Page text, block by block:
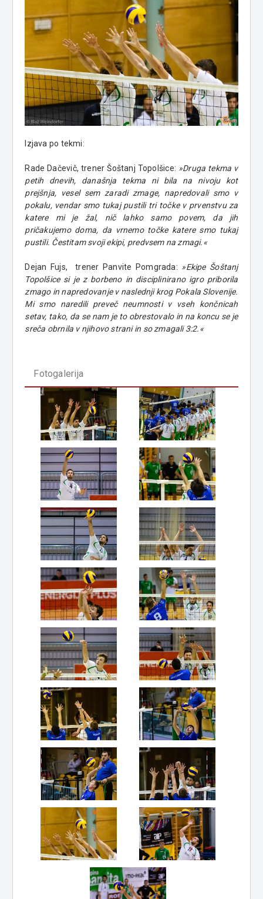
Izjava po tekmi:
Rade Dačevič, trener Šoštanj Topolšice: »Druga tekma v
petih dnevih, današnja tekma ni bila na nivoju kot
prejšnja, vesel sem zaradi zmage, napredovali smo v
pokalu, vendar smo tukaj pustili tri točke v prvenstvu za
katere mi je žal, nič lahko samo povem, da jih
pričakujemo doma, da vrnemo točke katere smo tukaj
pustili. Čestitam svoji ekipi, predvsem na zmagi.«
Dejan Fujs, trener Panvite Pomgrada: »Ekipe Šoštanj
Topolšice si je z borbeno in disciplinirano igro priborila
zmago in napredovanje v naslednji krog Pokala Slovenije.
Mi smo naredili preveč neumnosti v vseh končnicah
setav, tako, da se nam je to obrestovalo in na koncu se je
sreča obrnila v njihovo strani in so zmagali 3:2.«
Fotogalerija